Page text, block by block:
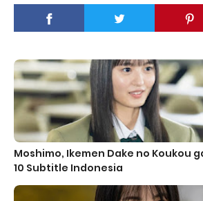
Moshimo, Ikemen Dake no Koukou
10 Subtitle Indonesia